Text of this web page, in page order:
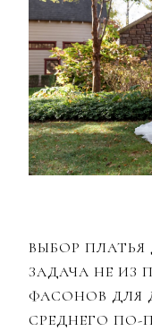
ВЫБОР ПЛАТЬЯ
ЗАДАЧА НЕ ИЗ
ФАСОНОВ ДЛЯ
СРЕДНЕГО ПО-